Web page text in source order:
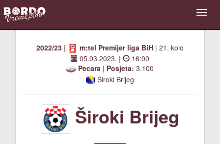
2022/23 | m:tel Premijer liga BiH | 21. kolo
05.03.2023. |
16:00
Pecara | Posjeta: 3.100
Široki Brijeg
Široki Brijeg